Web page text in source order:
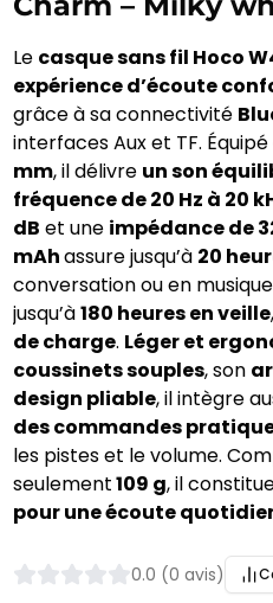
Le casque sans fil Hoco
expérience d’écoute
grâce à sa connectivité
interfaces Aux et TF.
mm, il délivre un son
fréquence de 20 Hz à 20
dB et une impédance de
mAhassure jusqu’à 20
conversation ou en
jusqu’à180 heures en veille
de charge. Léger et
coussinets souples, son
design pliable, il intègre
des commandes
les pistes et le volume.
seulement109 g, il
pour une écoute
0.0 (0 avis)